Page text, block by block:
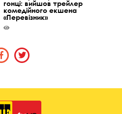
гонці: вийшов трейлер
комедійного екшена
«Перевізник»